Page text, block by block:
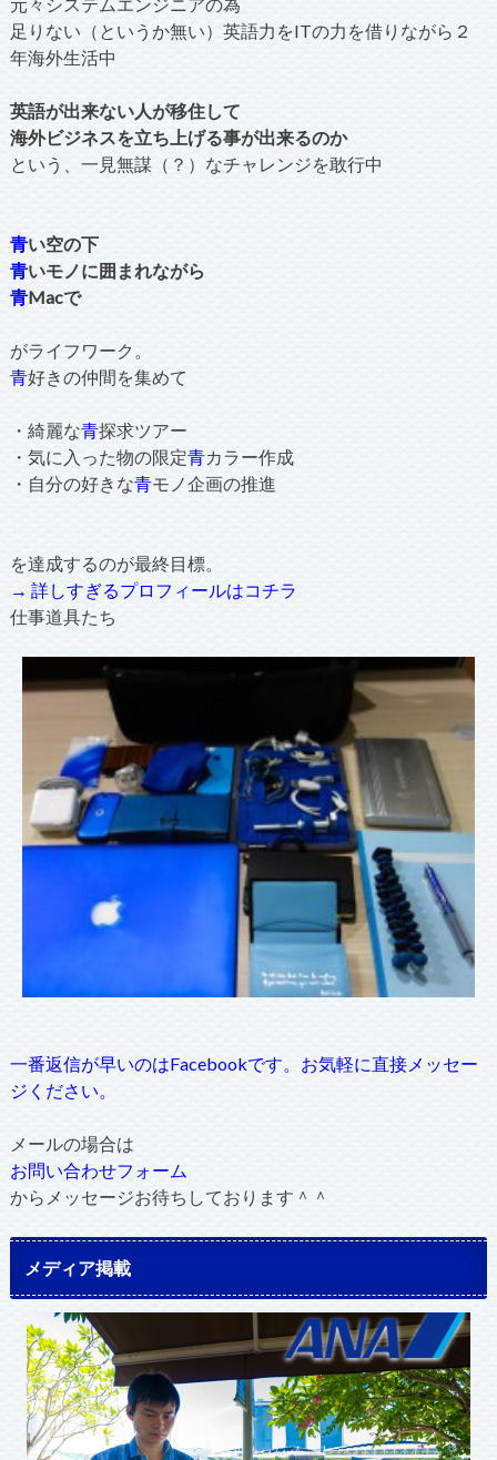
足りない（というか無い）英語力をITの力を借りながら２
年海外生活中
英語が出来ない人が移住して
海外ビジネスを立ち上げる事が出来るのか
という、一見無謀（？）なチャレンジを敢行中
青い空の下
青いモノに囲まれながら
青Macで
がライフワーク。
青好きの仲間を集めて
・綺麗な青探求ツアー
・気に入った物の限定青カラー作成
・自分の好きな青モノ企画の推進
を達成するのが最終目標。
→ 詳しすぎるプロフィールはコチラ
仕事道具たち
一番返信が早いのはFacebookです。お気軽に直接メッセー
ジください。
メールの場合は
お問い合わせフォーム
からメッセージお待ちしております＾＾
メディア掲載